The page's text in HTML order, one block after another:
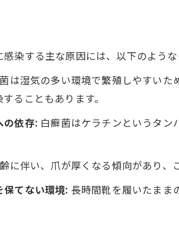
染する主な原因には、以下のような
は湿気の多い環境で繁殖しやすい
ることもあります。
の依存: 白癬菌はケラチンというタン
に伴い、爪が厚くなる傾向があり、
保てない環境: 長時間靴を履いたまま